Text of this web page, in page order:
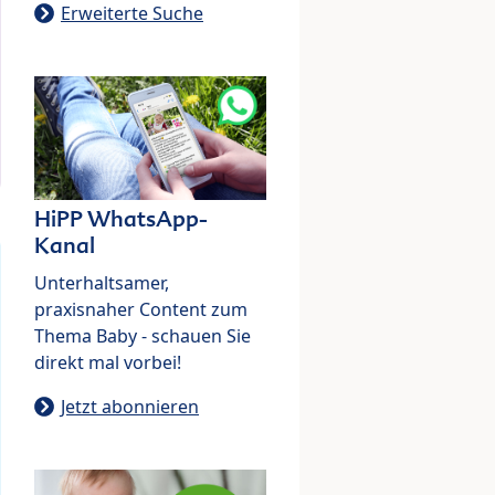
Erweiterte Suche
HiPP WhatsApp-
Kanal
Unterhaltsamer,
praxisnaher Content zum
Thema Baby - schauen Sie
direkt mal vorbei!
Jetzt abonnieren